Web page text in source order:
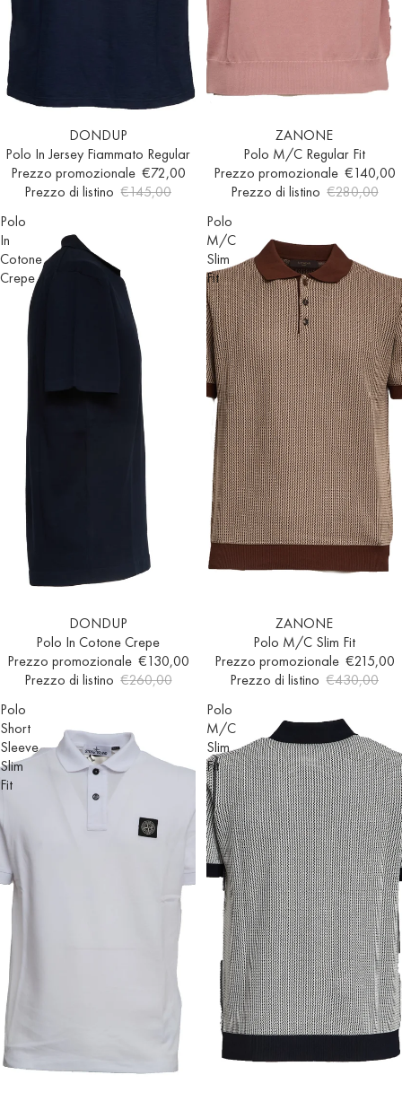
DONDUP
Polo In Jersey Fiammato Regular
Prezzo promozionale €72,00
Prezzo di listino €145,00
ZANONE
Polo M/C Regular Fit
Prezzo promozionale €140,00
Prezzo di listino €280,00
Polo
In
Cotone
Crepe
DONDUP
Polo In Cotone Crepe
Prezzo promozionale €130,00
Prezzo di listino €260,00
Polo
M/C
Slim
Fit
ZANONE
Polo M/C Slim Fit
Prezzo promozionale €215,00
Prezzo di listino €430,00
Polo
Short
Sleeve
Slim
Fit
Polo
M/C
Slim
Fit